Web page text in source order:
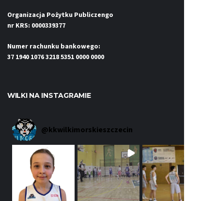
Organizacja Pożytku Publiczengo
nr KRS: 0000339377
Numer rachunku bankowego:
37 1940 1076 3218 5351 0000 0000
WILKI NA INSTAGRAMIE
@kkwilkimorskieszczecin